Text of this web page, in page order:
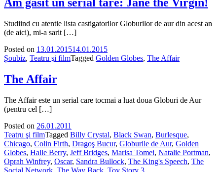
Studiind cu atentie lista castigatorilor Globurilor de aur din acest an
(de aici), mi-a sarit […]
Posted on 13.01.201514.01.2015
Șoubiz, Teatru şi filmTagged Golden Globes, The Affair
The Affair
The Affair este un serial care tocmai a luat doua Globuri de Aur
(pentru cel […]
Posted on 26.01.2011
Teatru şi filmTagged Billy Crystal, Black Swan, Burlesque,
Chicago, Colin Firth, Dragoş Bucur, Globurile de Aur, Golden
Globes, Halle Berry, Jeff Bridges, Marisa Tomei, Natalie Portman,
Oprah Winfrey, Oscar, Sandra Bullock, The King's Speech, The
Social Network The Way Back Toy Story 3